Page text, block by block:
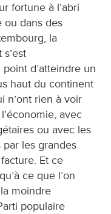
fortune à l’abri
ou dans des
la
d’atteindre un
haut du continent
n’ont rien à voir
avec
ou avec les
par les grandes
Et ce
ce que l’on
moindre
populaire